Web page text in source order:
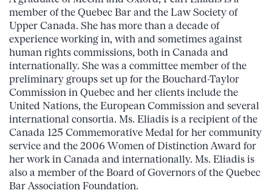
member of the Quebec Bar and the Law Society of
Upper Canada. She has more than a decade of
experience working in, with and sometimes against
human rights commissions, both in Canada and
internationally. She was a committee member of the
preliminary groups set up for the Bouchard-Taylor
Commission in Quebec and her clients include the
United Nations, the European Commission and several
international consortia. Ms. Eliadis is a recipient of the
Canada 125 Commemorative Medal for her community
service and the 2006 Women of Distinction Award for
her work in Canada and internationally. Ms. Eliadis is
also a member of the Board of Governors of the Quebec
Bar Association Foundation.